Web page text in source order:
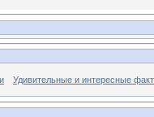
Удивительные и интересные